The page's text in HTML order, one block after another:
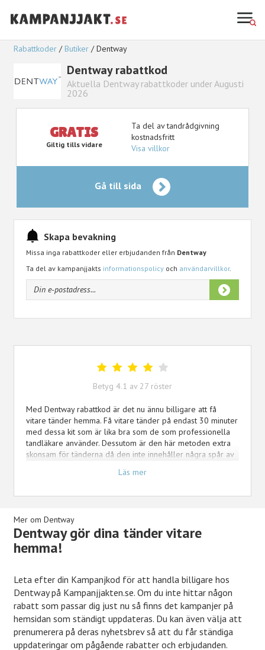
Rabattkoder Butiker Dentway
Dentway rabattkod
Aktuella Dentway rabattkoder under Augusti
2026
Betyg 4.1 av 27 röster
Med Dentway rabattkod är det nu ännu billigare att få
vitare tänder hemma. Få vitare tänder på endast 30 minuter
med dessa kit som är lika bra som de som professionella
tandläkare använder. Dessutom är den här metoden extra
skonsam för tänderna då den inte innehåller några spår av
Läs mer
GRATIS
Giltig tills vidare
Ta del av tandrådgivning
kostnadsfritt
Visa villkor
Gå till sida
Skapa bevakning
Missa inga rabattkoder eller erbjudanden från Dentway
Ta del av kampanjjakts informationspolicy och användarvillkor.
Mer om Dentway
Dentway gör dina tänder vitare
hemma!
Leta efter din Kampanjkod för att handla billigare hos
Dentway på Kampanjjakten.se. Om du inte hittar någon
rabatt som passar dig just nu så finns det kampanjer på
hemsidan som ständigt uppdateras. Du kan även välja att
prenumerera på deras nyhetsbrev så att du får ständiga
uppdateringar om pågående rabatter och erbjudanden.